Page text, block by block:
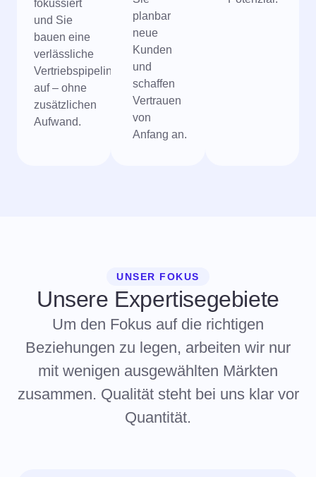
fokussiert
und Sie
bauen eine
verlässliche
Vertriebspipeline
auf – ohne
zusätzlichen
Aufwand.
planbar
neue
Kunden
und
schaffen
Vertrauen
von
Anfang an.
UNSER FOKUS
Unsere Expertisegebiete
Um den Fokus auf die richtigen
Beziehungen zu legen, arbeiten wir nur
mit wenigen ausgewählten Märkten
zusammen. Qualität steht bei uns klar vor
Quantität.